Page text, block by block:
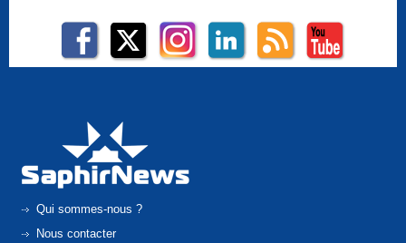
Qui sommes-nous ?
Nous contacter